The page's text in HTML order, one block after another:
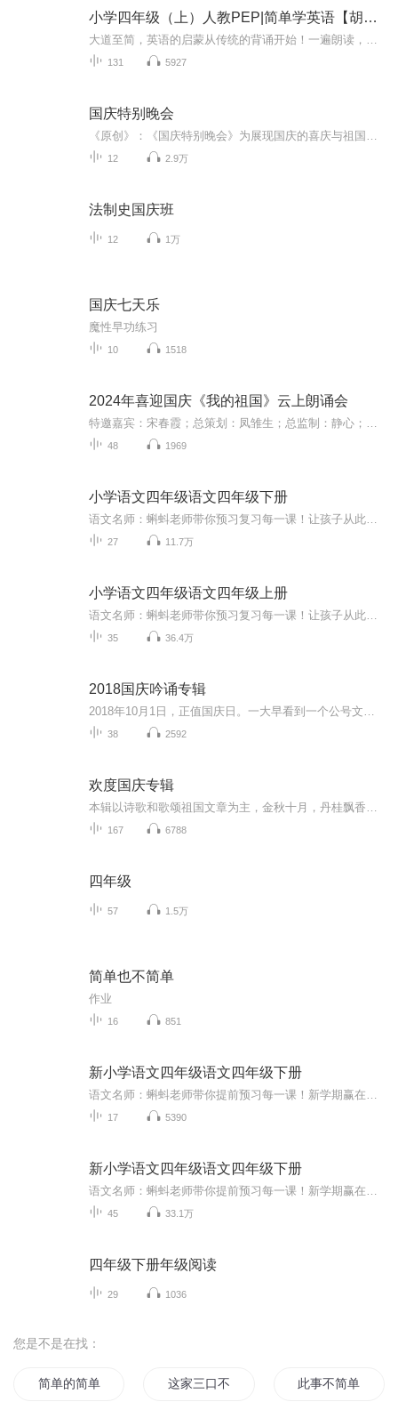
小学四年级（上）人教PEP|简单学英语【胡说英语】
131 5927
国庆特别晚会
12 2.9万
法制史国庆班
12 1万
国庆七天乐
魔性早功练习
10 1518
2024年喜迎国庆《我的祖国》云上朗诵会
48 1969
小学语文四年级语文四年级下册
27 11.7万
小学语文四年级语文四年级上册
35 36.4万
2018国庆吟诵专辑
38 2592
欢度国庆专辑
167 6788
四年级
57 1.5万
简单也不简单
作业
16 851
新小学语文四年级语文四年级下册
17 5390
新小学语文四年级语文四年级下册
45 33.1万
四年级下册年级阅读
29 1036
您是不是在找：
简单的简单 这家三口不简单 此事不简单